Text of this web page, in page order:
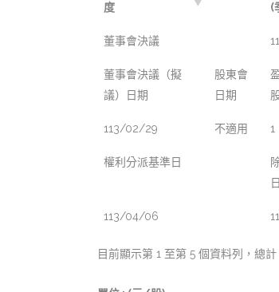
度
(
董事會決議
董事會決議（擬
議）日期
股東會
日期
113/02/29 不適用 1
權利分派基準日
日
113/04/06
目前顯示第 1 至第 5 個資料列，總計